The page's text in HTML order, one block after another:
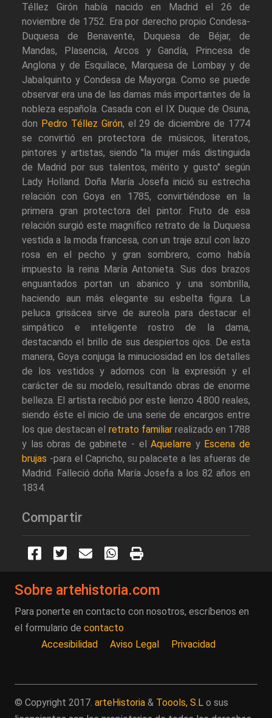
Téllez Girón había nacido en Madrid el 26 de
noviembre de 1752. Era por derecho propio Condesa-
Duquesa de Benavente, Duquesa de Béjar, de
Mandas, Plasencia, Arcos y Gandía, Princesa de
Anglona y de Esquilace, Marquesa de Lombay y de
Jabalquinto y Condesa de Mayorga. Como se puede
observar era una de las damas más importantes de la
nobleza española. Casada con el IX Duque de Osuna,
don Pedro Téllez Girón, el 29 de diciembre de 1774
se convirtió en protectora de músicos, literatos,
pintores y artistas, siendo "la mujer más distinguida
de Madrid por sus talentos, mérito y gusto" según
Lady Holland. Doña María Josefa inició su estrecha
relación con Goya en 1785, convirtiéndose en la
primera gran protectora del pintor. Fruto de esa
relación surgió este magnífico retrato de la Duquesa
vestida a la moda francesa, con un traje azul con lazo
rosa en el pecho y gran sombrero, como había
impuesto la reina María Antonieta. Sus dos brazos
enguantados portan un abanico y una sombrilla,
haciendo aun más elegante su esbelta figura. La
peluca grisácea sirve de aureola para destacar el
simpático e inteligente rostro de la dama,
destacando el brillo de sus despiertos ojos. De esta
manera, Goya conjuga la minuciosidad en los detalles
de los vestidos y adornos con la expresión y el
carácter de su modelo, resultando obras de enorme
belleza. El artista recibió por este lienzo 4.800 reales,
siendo éste el inicio de una serie de encargos entre
los que destacan el retrato familiarrealizado en 1788
y las obras de gabinete - elAquelarre y Escena de
brujas -para el Capricho, su palacete a las afueras de
Madrid. Falleció doña María Josefa a los 82 años en
1834.
Compartir
Sobre artehistoria.com
Para ponerte en contacto con nosotros, escríbenos en
el formulario de contacto
Accesibilidad
Aviso Legal Privacidad
© Copyright 2017. arteHistoria & Toools, S.L o sus